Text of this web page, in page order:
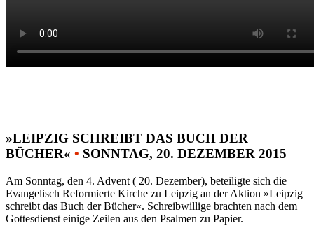
»LEIPZIG SCHREIBT DAS BUCH DER
BÜCHER« • SONNTAG, 20. DEZEMBER 2015
Am Sonntag, den 4. Advent ( 20. Dezember), beteiligte sich die
Evangelisch Reformierte Kirche zu Leipzig an der Aktion »Leipzig
schreibt das Buch der Bücher«. Schreibwillige brachten nach dem
Gottesdienst einige Zeilen aus den Psalmen zu Papier.